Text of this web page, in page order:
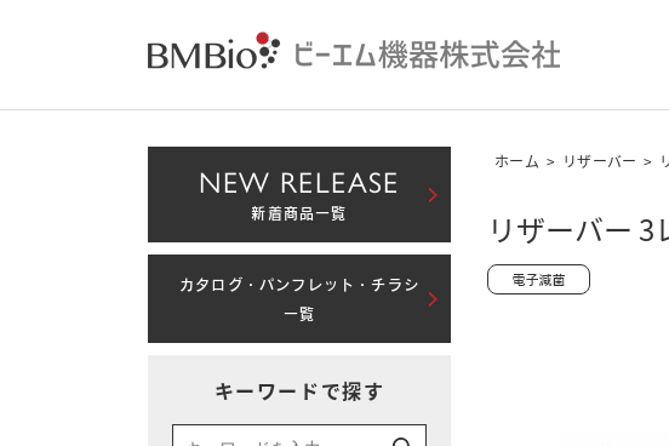
ホーム > リザーバー >
リザーバー
NEW RELEASE
新着商品一覧
カタログ・パンフレット・チラシ
一覧
キーワードで探す